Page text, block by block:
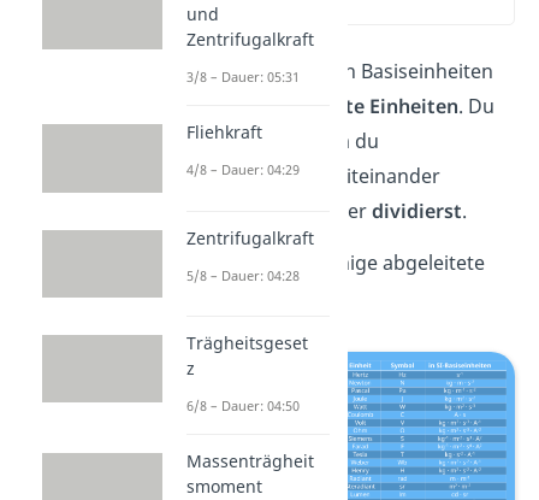
Neben den sieben Basiseinheiten
abgeleitete Einheiten. Du
bildest sie, indem du
Basiseinheiten miteinander
oderdividierst.
Hier siehst du einige abgeleitete
und
Zentrifugalkraft
3/8 – Dauer: 05:31
Fliehkraft
4/8 – Dauer: 04:29
Zentrifugalkraft
5/8 – Dauer: 04:28
Trägheitsgeset
z
6/8 – Dauer: 04:50
Massenträgheit
smoment